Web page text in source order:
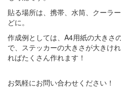
貼る場所は、携帯、水筒、クーラ
どに。
作成例としては、A4用紙の大きさ
で、ステッカーの大きさが大きけ
ればたくさん作れます！
お気軽にお問い合わせください！